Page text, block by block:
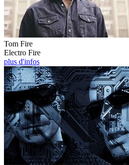
Tom Fire
Electro Fire
plus d'infos